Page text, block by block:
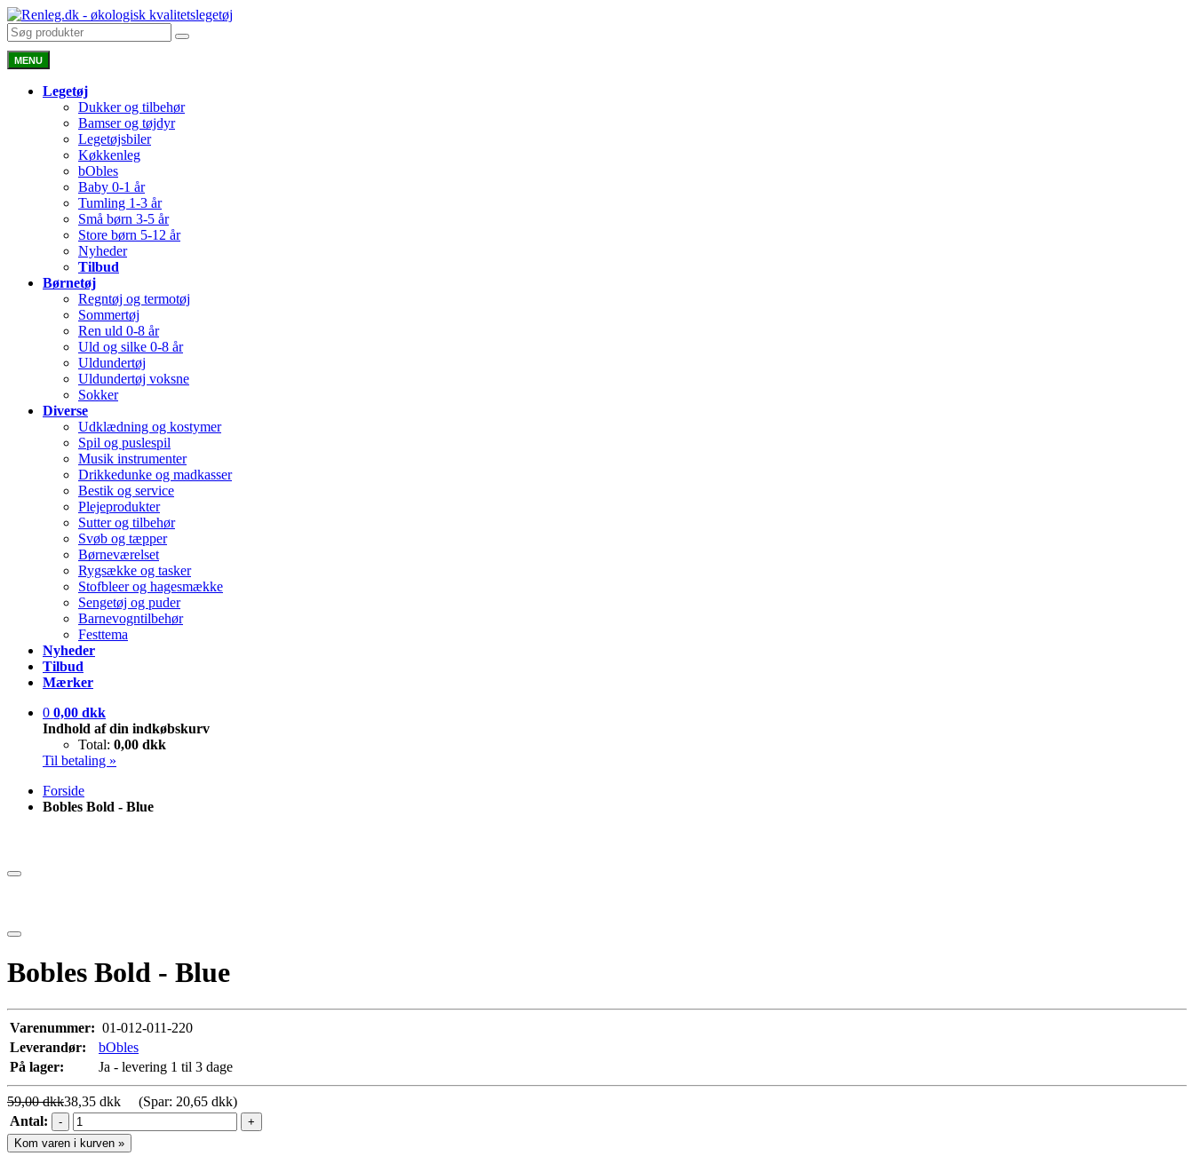
MENU
Legetøj
Dukker og tilbehør
Bamser og tøjdyr
Legetøjsbiler
Køkkenleg
bObles
Baby 0-1 år
Tumling 1-3 år
Små børn 3-5 år
Store børn 5-12 år
Nyheder
Tilbud
Børnetøj
Regntøj og termotøj
Sommertøj
Ren uld 0-8 år
Uld og silke 0-8 år
Uldundertøj
Uldundertøj voksne
Sokker
Diverse
Udklædning og kostymer
Spil og puslespil
Musik instrumenter
Drikkedunke og madkasser
Bestik og service
Plejeprodukter
Sutter og tilbehør
Svøb og tæpper
Børneværelset
Rygsække og tasker
Stofbleer og hagesmække
Sengetøj og puder
Barnevogntilbehør
Festtema
Nyheder
Tilbud
Mærker
0 0,00 dkk
Indhold af din indkøbskurv
Total: 0,00 dkk
Til betaling »
Forside
Bobles Bold - Blue
Bobles Bold - Blue
Varenummer: 01-012-011-220
Leverandør:
bObles
På lager:
Ja - levering 1 til 3 dage
59,00 dkk38,35 dkk (Spar: 20,65 dkk)
Antal:
-
+
Kom varen i kurven »